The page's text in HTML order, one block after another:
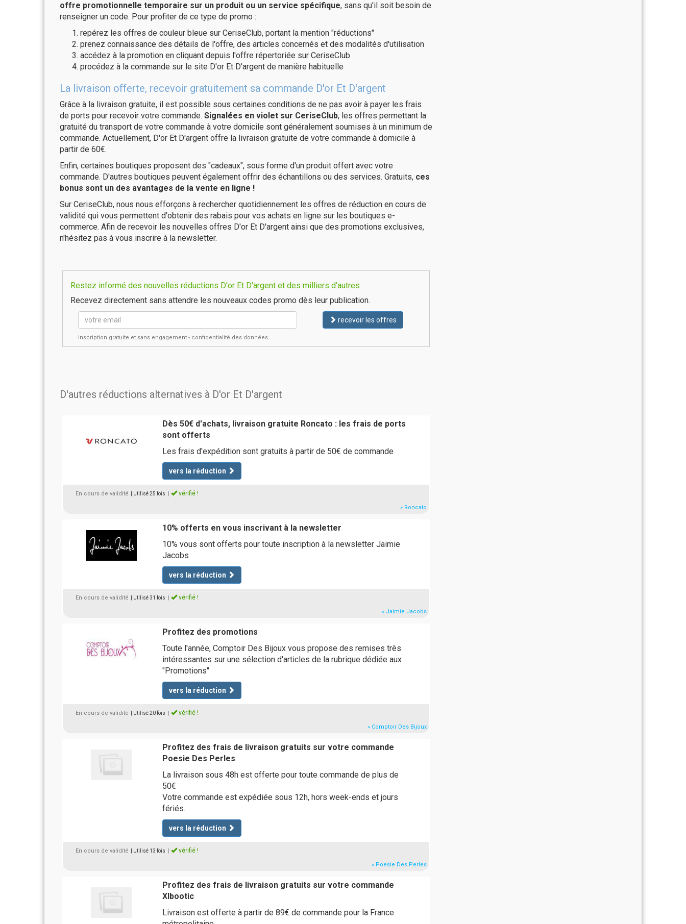
offre promotionnelle temporaire sur un produit ou un service spécifique, sans qu'il soit besoin de
renseigner un code. Pour profiter de ce type de promo :
repérez les offres de couleur bleue sur CeriseClub, portant la mention "réductions"
prenez connaissance des détails de l'offre, des articles concernés et des modalités d'utilisation
accédez à la promotion en cliquant depuis l'offre répertoriée sur CeriseClub
procédez à la commande sur le site D'or Et D'argent de manière habituelle
La livraison offerte, recevoir gratuitement sa commande D'or Et D'argent
Grâce à la livraison gratuite, il est possible sous certaines conditions de ne pas avoir à payer les frais
de ports pour recevoir votre commande. Signalées en violet sur CeriseClub, les offres permettant la
gratuité du transport de votre commande à votre domicile sont généralement soumises à un minimum de
commande. Actuellement, D'or Et D'argent offre la livraison gratuite de votre commande à domicile à
partir de 60€.
Enfin, certaines boutiques proposent des "cadeaux", sous forme d'un produit offert avec votre
commande. D'autres boutiques peuvent également offrir des échantillons ou des services. Gratuits, ces
bonus sont un des avantages de la vente en ligne !
Sur CeriseClub, nous nous efforçons à rechercher quotidiennement les offres de réduction en cours de
validité qui vous permettent d'obtenir des rabais pour vos achats en ligne sur les boutiques e-
commerce. Afin de recevoir les nouvelles offres D'or Et D'argent ainsi que des promotions exclusives,
n'hésitez pas à vous inscrire à la newsletter.
Restez informé des nouvelles réductions D'or Et D'argent et des milliers d'autres
Recevez directement sans attendre les nouveaux codes promo dès leur publication.
recevoir les offres
inscription gratuite et sans engagement - confidentialité des données
D'autres réductions alternatives à D'or Et D'argent
Dès 50€ d'achats, livraison gratuite Roncato : les frais de ports
sont offerts
Les frais d'expédition sont gratuits à partir de 50€ de commande
vers la réduction
En cours de validité | Utilisé 25 fois vérifié !
» Roncato
10% offerts en vous inscrivant à la newsletter
10% vous sont offerts pour toute inscription à la newsletter Jaimie
Jacobs
vers la réduction
En cours de validité | Utilisé 31 fois vérifié !
» Jaimie Jacobs
Profitez des promotions
Toute l'année, Comptoir Des Bijoux vous propose des remises très
intéressantes sur une sélection d'articles de la rubrique dédiée aux
"Promotions"
vers la réduction
En cours de validité | Utilisé 20 fois vérifié !
» Comptoir Des Bijoux
Profitez des frais de livraison gratuits sur votre commande
Poesie Des Perles
La livraison sous 48h est offerte pour toute commande de plus de
50€
Votre commande est expédiée sous 12h, hors week-ends et jours
fériés.
vers la réduction
En cours de validité | Utilisé 13 fois vérifié !
» Poesie Des Perles
Profitez des frais de livraison gratuits sur votre commande
Xlbootic
Livraison est offerte à partir de 89€ de commande pour la France